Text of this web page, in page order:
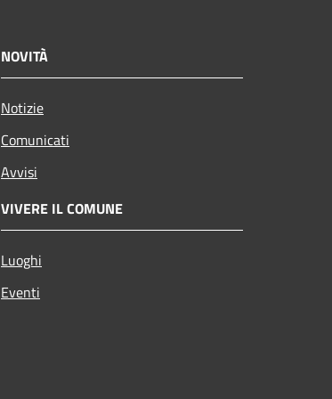
NOVITÀ
Notizie
Comunicati
Avvisi
VIVERE IL COMUNE
Luoghi
Eventi